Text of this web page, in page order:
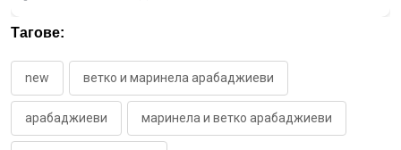
Тагове:
new ветко и маринела арабаджиеви
арабаджиеви маринела и ветко арабаджиеви